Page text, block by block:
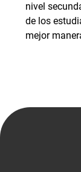
nivel
de los
mejor